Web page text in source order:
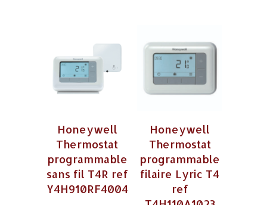
Honeywell
Thermostat
programmable
sans fil T4R ref
Y4H910RF4004
Honeywell
Thermostat
programmable
filaire Lyric T4
ref